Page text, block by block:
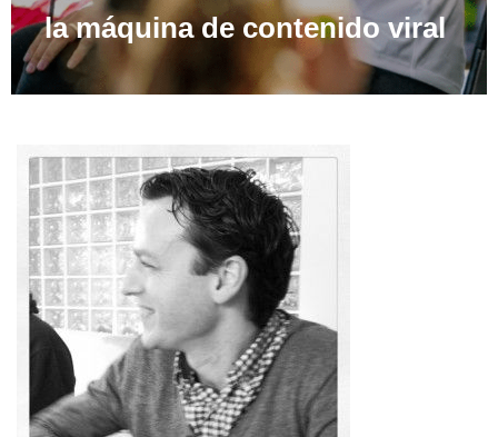
la máquina de contenido viral